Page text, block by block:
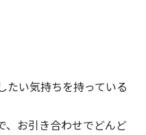
たい気持ちを持っている
、お引き合わせでどんど